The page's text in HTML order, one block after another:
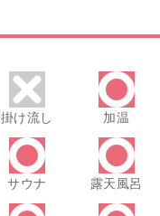
掛け流し 加温
サウナ 露天風呂